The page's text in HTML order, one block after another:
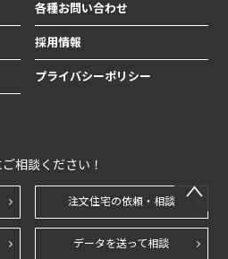
各種お問い合わせ
採用情報
プライバシーポリシー
相談ください！
注文住宅の依頼・相談
データを送って相談